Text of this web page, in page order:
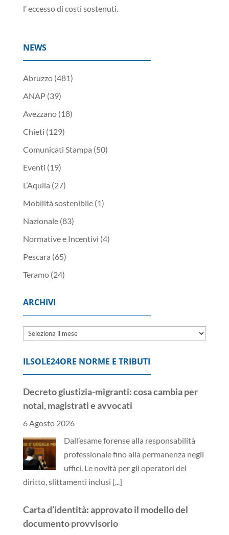
l’ eccesso di costi sostenuti.
NEWS
Abruzzo(481)
ANAP(39)
Avezzano(18)
Chieti (129)
Comunicati Stampa (50)
Eventi (19)
L’Aquila (27)
Mobilità sostenibile(1)
Nazionale(83)
Normative e Incentivi (4)
Pescara (65)
Teramo(24)
ARCHIVI
Archivi
ILSOLE24ORE NORME E TRIBUTI
Decreto giustizia-migranti: cosa cambia per
notai, magistrati e avvocati
6 Agosto 2026
Dall’esame forense alla responsabilità
professionale fino alla permanenza negli
uffici. Le novità per gli operatori del
diritto, slittamenti inclusi [...]
Carta d’identità: approvato il modello del
documento provvisorio